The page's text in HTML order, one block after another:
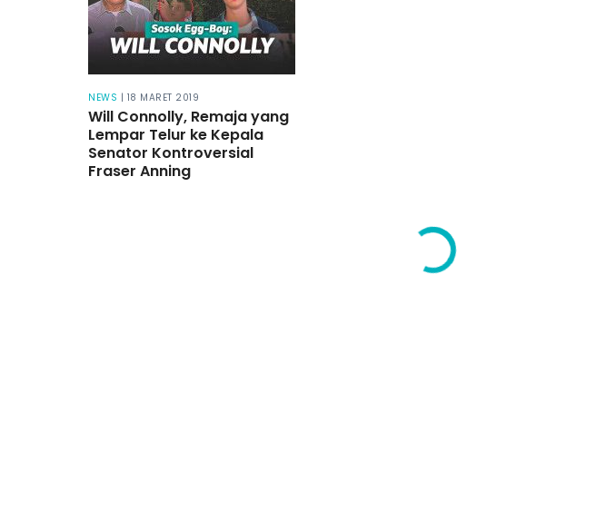
NEWS | 18 MARET 2019
Will Connolly, Remaja yang
Lempar Telur ke Kepala
Senator Kontroversial
Fraser Anning